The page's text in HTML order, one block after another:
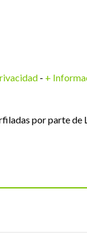
- +
por parte de